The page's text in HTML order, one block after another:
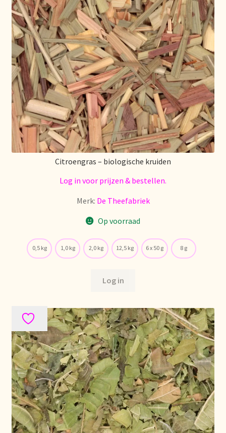
We zijn verhuisd!
Webwinkel
Welcome to our Tea Wholesale business!
Willkommen in unserem Teegroßhandel!
Winkelwagen
Citroengras – biologische kruiden
Log in voor prijzen & bestellen.
Merk: De Theefabriek
Op voorraad
0,5 kg 1,0 kg 2,0 kg 12,5 kg 6 x 50 g 8 g
Log in